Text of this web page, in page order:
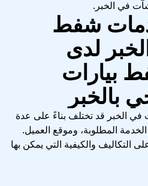
في الخبر.
شفط
لدى
بيارات
بالخبر
الخبر قد تختلف بناءً على عدة
المطلوبة، وموقع العميل.
التكاليف والكيفية التي يمكن بها